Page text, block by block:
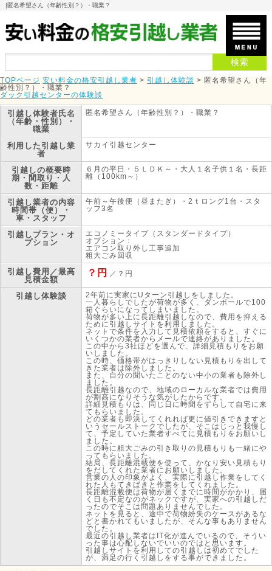
|匿名希望さん（年齢性別？）・職業？
TOPページ 安い料金の格安引越し業者 > 引越し体験談 > 匿名希望さん（年
齢性別？）・職業？
ダック引越センターの体験談
引越し体験者 氏名
（年齢・性別）・
職業
匿名希望さん（年齢性別？）・職業？
利用した引越し業
者
サカイ引越センター
引越しの概要時
期・間取り・人
数・距離
６月の平日・５ＬＤＫ～・大人１名子供１名・長距
離（100km～）
引越し業者の内容
時間帯（便）・
車・スタッフ
午前～午後便（昼またぎ）・2ｔロング1台・スタ
ッフ3名
引越しプラン・オ
プション
エコノミータイプ（スタンダードタイプ）
オプション：
エアコン取り外し工事追加
粗大ごみ回収
引越し費用／最高
見積金額
？円 ／？円
引越し体験談
2年前に実家にUターン引越しをしました。
一人暮らしでしたが荷物が多く、ダンボールで100
箱ぐらいになってしまいました。
荷物が多い上に長距離引越しなので、費用を抑える
ために引越しサイトを利用しました。
ネットで条件を入力して見積依頼をすると、すぐに
いくつかの業者からメールで連絡がありました。
この中から3社ほどを選んで、詳細見積もりをお願
いしました。
この時、価格帯がはっきりしない見積もりを出して
きた業者は除外しました。
また、自分の聞いたことのない中小の業者も除外し
ました。
長距離引越なので、地域のローカルな業者では費用
が割高になりそうな気がしたからです。
詳細見積もりは、同じ日に時間をずらして自宅に来
てもらいました。
どの業者も即決してくれれば更に値引きできますと
いうセールストークでしたが、そこはじっと我慢し
て、予定していた業者すべてに見積もりをお願いし
ました。
この時に粗大ごみの引き取りの見積もりも一緒にや
ってもらいました。
結局、長距離混載便を使って、かなり安い見積もり
をだしてくれた業者にお願いしました。
営業の人の印象がよく、実際に引越し作業をしてく
れた人もてきぱきと作業をしてくれました。
長距離混載便は荷物が届くまでに時間がかかり、届
く日も不定なのがネックですが、実家への引越しだ
ったのでそこは問題ありませんでした。
ネットを見ると、途中で荷物紛失のケースがあるな
どと書かれてもいましたが、そんな事もありません
でした。
最近の引越し業者はIT化が進んでいるので、そうい
った事は心配しないでいいのではと思います。
引越しサイトを利用しての引越しは初めてでした
が、満足の行く引越しをする事ができました。